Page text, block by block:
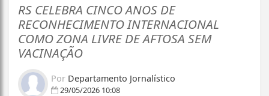
RS CELEBRA CINCO ANOS DE
RECONHECIMENTO INTERNACIONAL
COMO ZONA LIVRE DE AFTOSA SEM
VACINAÇÃO
Por Departamento Jornalístico
29/05/2026 10:08